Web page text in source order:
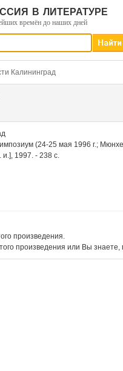
в литературе
времён до наших дней
Калининград
(24-25 мая 1996 г.;
1997. - 238 с.
произведения.
произведения или Вы